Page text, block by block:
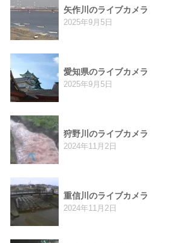
矢作川のライブカメラ
2025年9月5日
愛知県のライブカメラ
2025年9月5日
狩野川のライブカメラ
2024年11月2日
重信川のライブカメラ
2024年11月2日